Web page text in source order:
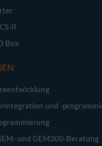
II
Box
und -
und GEM300-Beratung